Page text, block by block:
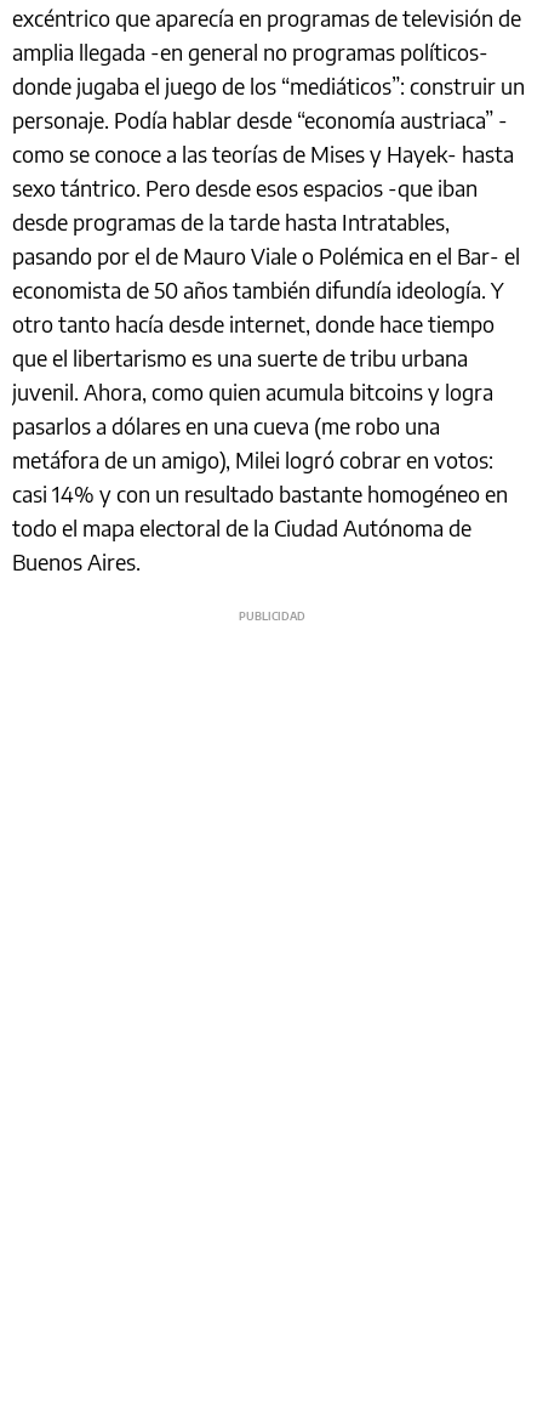
excéntrico que aparecía en programas de televisión de
amplia llegada -en general no programas políticos-
donde jugaba el juego de los “mediáticos”: construir un
personaje. Podía hablar desde “economía austriaca” -
como se conoce a las teorías de Mises y Hayek- hasta
sexo tántrico. Pero desde esos espacios -que iban
desde programas de la tarde hasta Intratables,
pasando por el de Mauro Viale o Polémica en el Bar- el
economista de 50 años también difundía ideología. Y
otro tanto hacía desde internet, donde hace tiempo
que el libertarismo es una suerte de tribu urbana
juvenil. Ahora, como quien acumula bitcoins y logra
pasarlos a dólares en una cueva (me robo una
metáfora de un amigo), Milei logró cobrar en votos:
casi 14% y con un resultado bastante homogéneo en
todo el mapa electoral de la Ciudad Autónoma de
Buenos Aires.